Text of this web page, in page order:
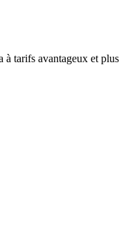
à tarifs avantageux et plus